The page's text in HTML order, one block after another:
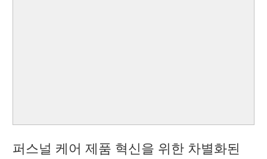
퍼스널 케어 제품 혁신을 위한 차별화된